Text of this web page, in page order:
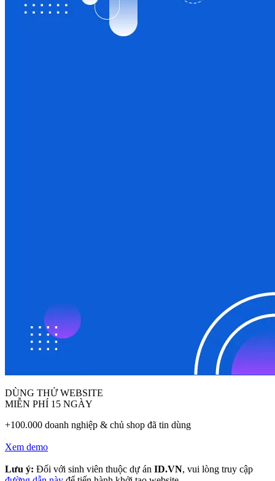
DÙNG THỬ WEBSITE
MIỄN PHÍ 15 NGÀY
+100.000 doanh nghiệp & chủ shop đã tin dùng
Xem demo
Lưu ý: Đối với sinh viên thuộc dự án ID.VN, vui lòng truy cập